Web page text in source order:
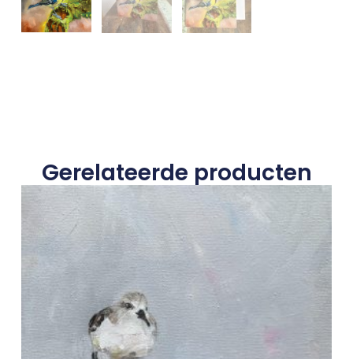
Gerelateerde producten